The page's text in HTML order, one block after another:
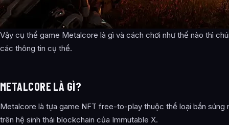
Vậy cụ thể game Metalcore là gì và cách chơi như thế nào thì
các thông tin cụ thể.
METALCORE LÀ GÌ?
Metalcore là tựa game NFT free-to-play thuộc thể loại bắn súng
trên hệ sinh thái blockchain của Immutable X.